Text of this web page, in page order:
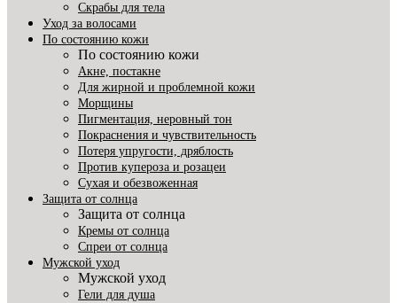
Скрабы для тела
Уход за волосами
По состоянию кожи
По состоянию кожи
Акне, постакне
Для жирной и проблемной кожи
Морщины
Пигментация, неровный тон
Покраснения и чувствительность
Потеря упругости, дряблость
Против купероза и розацеи
Сухая и обезвоженная
Защита от солнца
Защита от солнца
Кремы от солнца
Спреи от солнца
Мужской уход
Мужской уход
Гели для душа